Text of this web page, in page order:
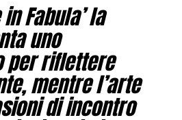
in Fabula’ la
uno
per riflettere
mentre l’arte
di incontro